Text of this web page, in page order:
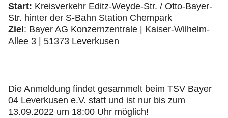
Start: Kreisverkehr Editz-Weyde-Str. / Otto-Bayer-
Str. hinter der S-Bahn Station Chempark
Ziel : Bayer AG Konzernzentrale | Kaiser-Wilhelm-
Allee 3 | 51373 Leverkusen
Die Anmeldung findet gesammelt beim TSV Bayer
04 Leverkusen e.V. statt und ist nur bis zum
13.09.2022 um 18:00 Uhr möglich!